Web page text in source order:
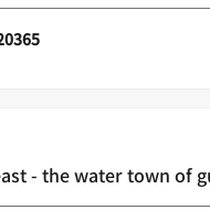
- the water town of